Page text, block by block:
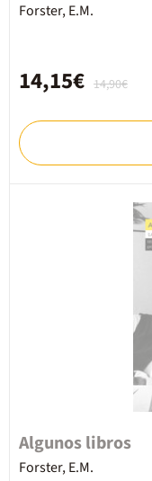
Forster, E.M.
14,90€
14,15€
Algunos libros
Forster, E.M.